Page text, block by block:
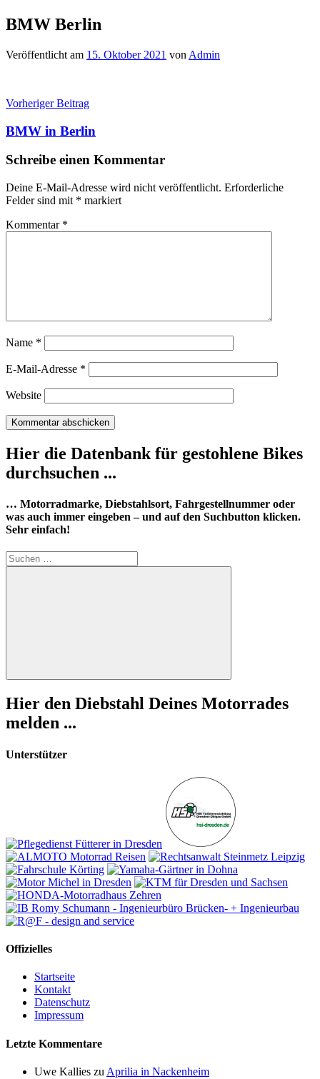
BMW Berlin
Veröffentlicht am 15. Oktober 2021 von Admin
Beitragsnavigation
Vorheriger Beitrag
BMW in Berlin
Schreibe einen Kommentar
Deine E-Mail-Adresse wird nicht veröffentlicht. Erforderliche
Felder sind mit * markiert
Kommentar *
Name *
E-Mail-Adresse *
Website
Hier die Datenbank für gestohlene Bikes
durchsuchen ...
… Motorradmarke, Diebstahlsort, Fahrgestellnummer oder
was auch immer eingeben – und auf den Suchbutton klicken.
Sehr einfach!
Suchen
nach:
Suchen
Hier den Diebstahl Deines Motorrades
melden ...
Unterstützer
Offizielles
Startseite
Kontakt
Datenschutz
Impressum
Letzte Kommentare
Uwe Kallies zu Aprilia in Nackenheim